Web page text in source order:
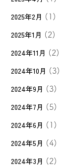
2025年2月 (1)
2025年1月 (2)
2024年11月 (2)
2024年10月 (3)
2024年9月 (3)
2024年7月 (5)
2024年6月 (1)
2024年5月 (4)
2024年3月 (2)